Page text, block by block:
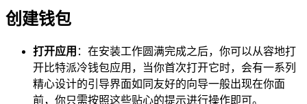
创建钱包
打开应用 ：在安装工作圆满完成之后，你可以从容地打
开比特派冷钱包应用，当你首次打开它时，会有一系列
精心设计的引导界面如同友好的向导一般出现在你面
前，你只需按照这些贴心的提示进行操作即可。